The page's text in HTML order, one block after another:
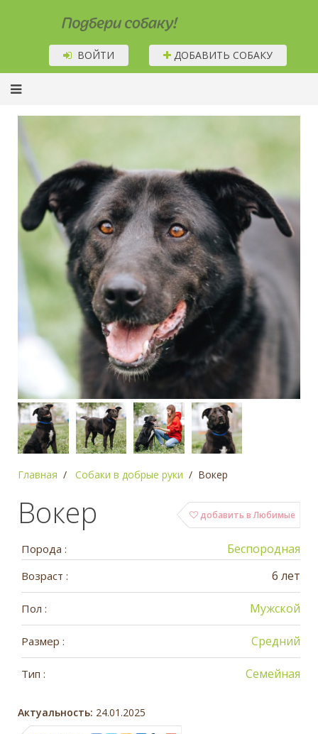
Подбери собаку!
ВОЙТИ ДОБАВИТЬ СОБАКУ
Главная Собаки в добрые руки Вокер
добавить в Любимые
Вокер
Порода : Беспородная
Возраст : 6 лет
Пол : Мужской
Размер : Средний
Тип : Семейная
Актуальность: 24.01.2025